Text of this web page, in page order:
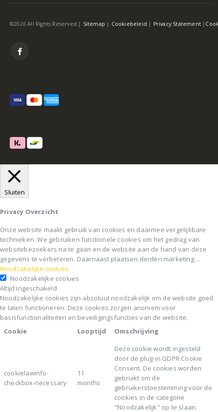
©2026 All Rights Reserved | Sitemap | Cookiebeleid | Privacy Statement |
Sluiten
Privacy Overzicht
Onze website maakt gebruik van cookies en daarmee vergelijkbare
technieken. We gebruiken functionele cookies om het gedrag van
websitebezoekers na te gaan en de website aan de hand van deze
gegevens te verbeteren. Daarnaast plaatsen derden marketing ...
Noodzakelijke cookies
Noodzakelijke cookies
Altijd ingeschakeld
Noodzakelijke cookies zijn absoluut noodzakelijk om de website goed
te laten functioneren. Deze cookies zorgen anoniem voor
basisfunctionaliteiten en beveiligingsfuncties van de website.
Cookie
Looptijd Omschrijving
cookielawinfo-
checkbox-necessary
11
months
Deze cookie wordt ingesteld
door de plug-in GDPR Cookie
Consent. De cookies worden
gebruikt om de
gebruikerstoestemming voor de
cookies in de categorie
"Noodzakelijk" op te slaan.